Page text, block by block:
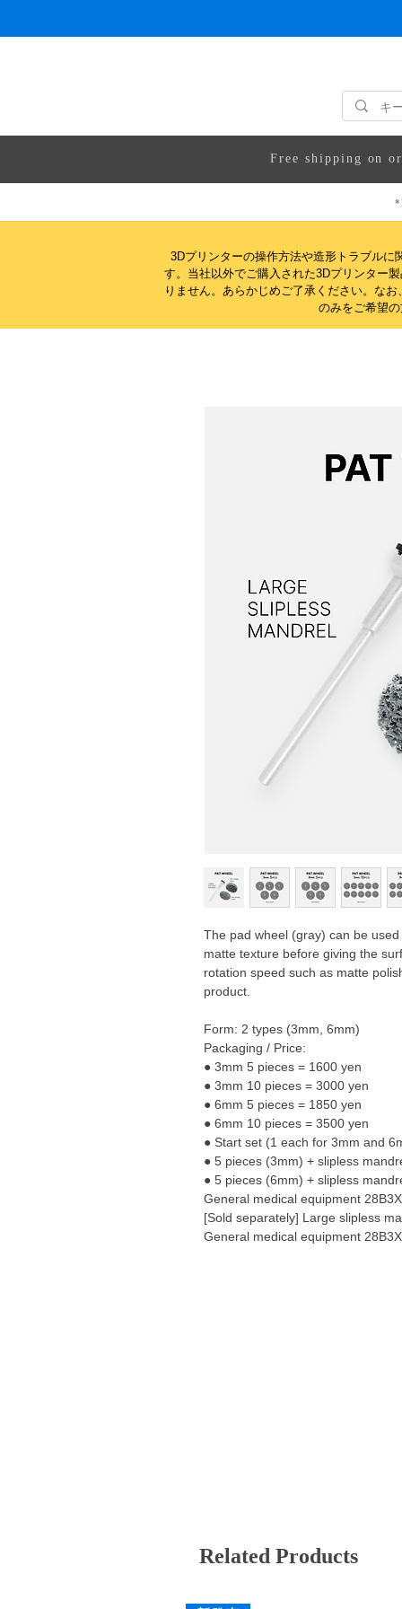
Free shipping on
3Dプリンターの操作方法や造形トラブル
す。当社以外でご購入された3Dプリンター
りません。 あらかじめご了承ください。な
のみをご希望
The pad wheel (gray) can be
matte texture before giving the
rotation speed such as matte
product.
Form: 2 types (3mm, 6mm)
Packaging / Price:
● 3mm 5 pieces = 1600 yen
● 3mm 10 pieces = 3000 yen
● 6mm 5 pieces = 1850 yen
● 6mm 10 pieces = 3500 yen
● Start set (1 each for 3mm and
● 5 pieces (3mm) + slipless
● 5 pieces (6mm) + slipless
General medical equipment
[Sold separately] Large slipless
General medical equipment
Related Products